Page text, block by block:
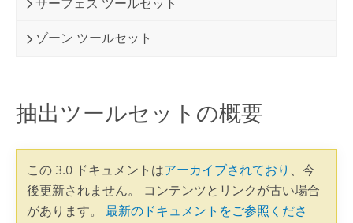
サーフェス ツールセット
ゾーン ツールセット
抽出ツールセットの概要
この 3.0 ドキュメントはアーカイブされており 、今
後更新されません。 コンテンツとリンクが古い場合
があります。 最新のドキュメントをご参照くださ